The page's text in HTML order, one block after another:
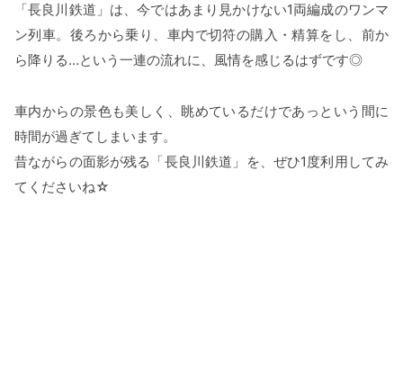
「長良川鉄道」は、今ではあまり見かけない1両編成のワンマ
ン列車。後ろから乗り、車内で切符の購入・精算をし、前か
ら降りる…という一連の流れに、風情を感じるはずです◎
車内からの景色も美しく、眺めているだけであっという間に
時間が過ぎてしまいます。
昔ながらの面影が残る「長良川鉄道」を、ぜひ1度利用してみ
てくださいね☆